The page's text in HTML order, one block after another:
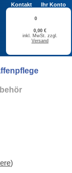
Kontakt Ihr Konto
0
0,00 €
inkl. MwSt. zzgl.
Versand
)